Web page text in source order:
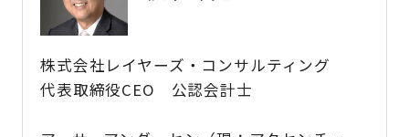
株式会社レイヤーズ・コンサルティング
代表取締役CEO 公認会計士